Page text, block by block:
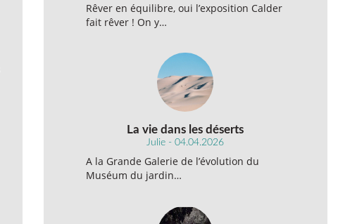
Rêver en équilibre, oui l’exposition Calder
fait rêver ! On y…
La vie dans les déserts
Julie - 04.04.2026
A la Grande Galerie de l’évolution du
Muséum du jardin…